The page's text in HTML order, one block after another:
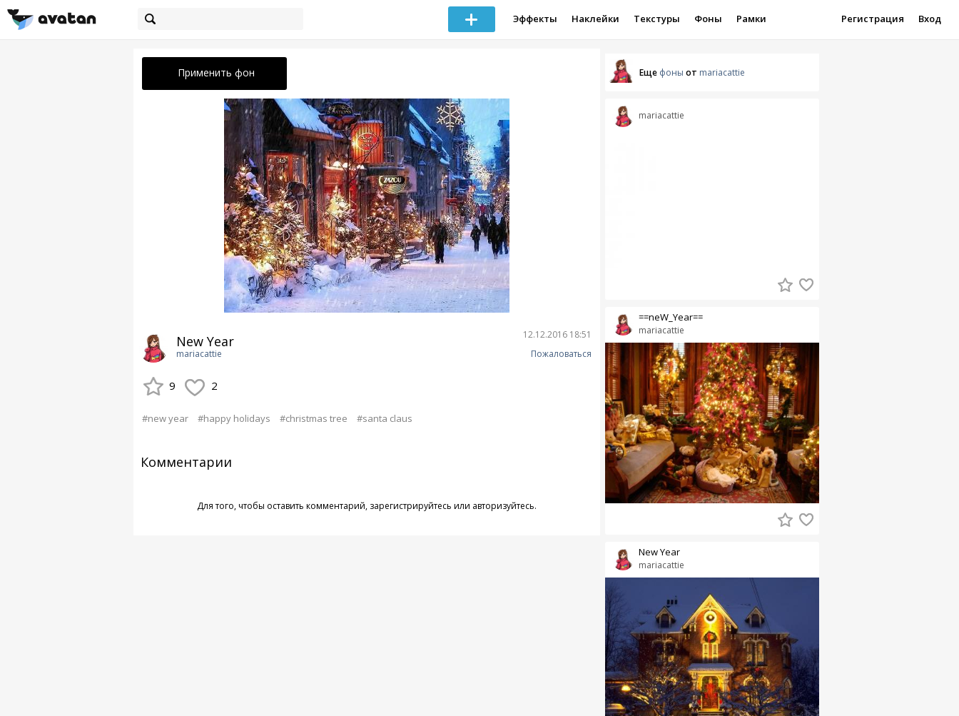
Эффекты Наклейки Текстуры Фоны Рамки Регистрация Вход
Применить фон
New Year
mariacattie
12.12.2016 18:51
Пожаловаться
9 2
#new year #happy holidays #christmas tree #santa claus
Комментарии
Для того, чтобы оставить комментарий, зарегистрируйтесь или авторизуйтесь.
Еще фоны от mariacattie
mariacattie
mariacattie
==neW_Year==
mariacattie
New Year